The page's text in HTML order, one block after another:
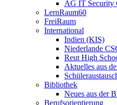
AG IT Security
LernRaum60
FreiRaum
International
Indien (KIS)
Niederlande
Reut High
Aktuelles aus
Bibliothek
Neues aus der
Berufsorientierung